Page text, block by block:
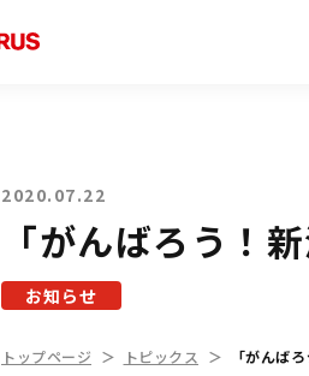
2020.07.22
「がんばろう
お知らせ
トップページ トピックス 「がんば